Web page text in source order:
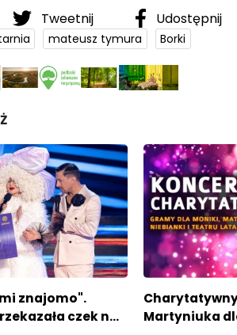
Tweetnij Udostępnij
mateusz tymura Borki
znajomo".
czek n…
Martyniuka